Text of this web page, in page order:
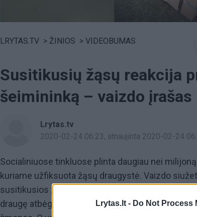
Lrytas.lt - Do Not Process
LRYTAS.TV > ŽINIOS > VIDEOBUMAS
Susitikusių žąsų reakcija
šeimininką – vaizdo
Lrytas.tv
2020-02-24 06:23, atnaujinta 2020-02-24
Socialiniuose tinkluose plinta daugiau nei
kuriame užfiksuota žąsų draugystė. Vaizdo
susitikusios žąsys
draugę atbėga išskleidęs sparnus. Toks gyvūnų